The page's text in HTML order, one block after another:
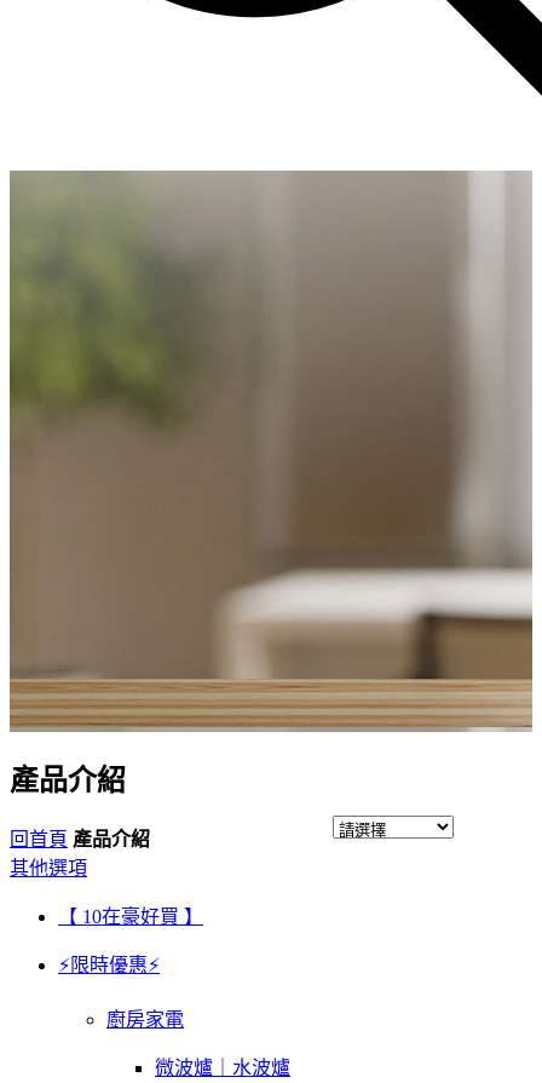
產品介紹
回首頁 產品介紹
其他選項
【 10在豪好買 】
⚡限時優惠⚡
廚房家電
微波爐｜水波爐